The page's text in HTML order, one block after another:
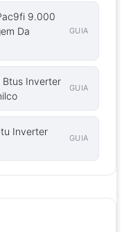
9.000
Da
GUIA
Btus Inverter
GUIA
Inverter
GUIA